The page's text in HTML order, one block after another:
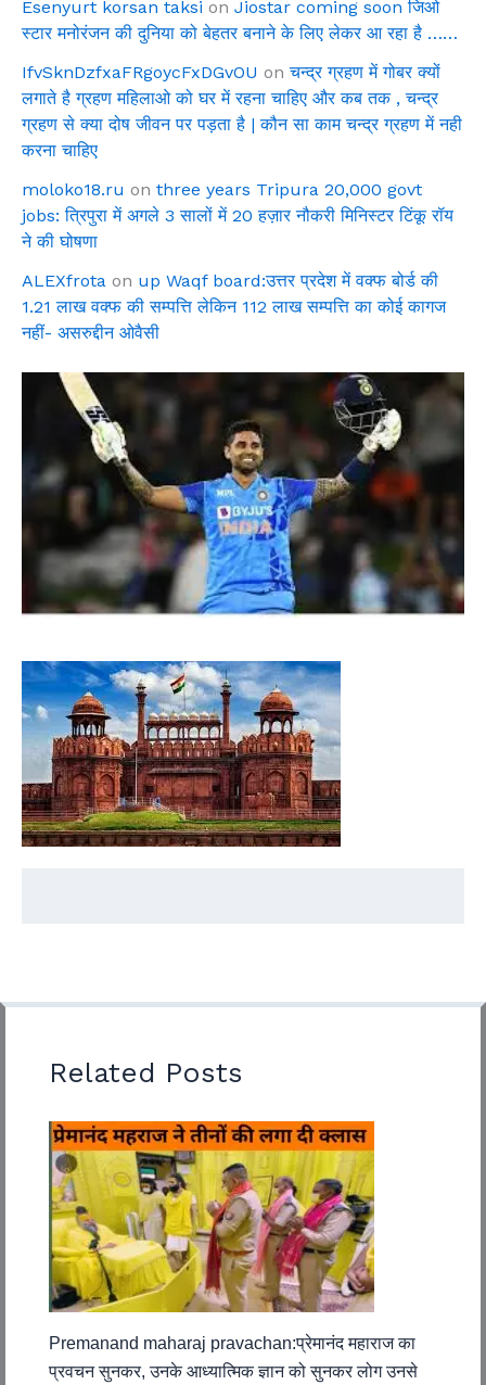
Esenyurt korsan taksi on Jiostar coming soon जिओ
स्टार मनोरंजन की दुनिया को बेहतर बनाने के लिए लेकर आ रहा है ……
IfvSknDzfxaFRgoycFxDGvOU onचन्द्र ग्रहण में गोबर क्यों
लगाते है ग्रहण महिलाओ को घर में रहना चाहिए और कब तक , चन्द्र
ग्रहण से क्या दोष जीवन पर पड़ता है | कौन सा काम चन्द्र ग्रहण में नही
करना चाहिए
moloko18.ru on three years Tripura 20,000 govt
jobs: त्रिपुरा में अगले 3 सालों में 20 हज़ार नौकरी मिनिस्टर टिंकू रॉय
ने की घोषणा
ALEXfrota on up Waqf board:उत्तर प्रदेश में वक्फ बोर्ड की
1.21 लाख वक्फ की सम्पत्ति लेकिन 112 लाख सम्पत्ति का कोई कागज
नहीं- असरुद्दीन ओवैसी
Related Posts
Premanand maharaj pravachan:प्रेमानंद महाराज का
प्रवचन सुनकर, उनके आध्यात्मिक ज्ञान को सुनकर लोग उनसे